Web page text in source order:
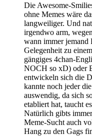
Die Awesome-
ohne Memes wäre
langweiliger. Und
irgendwo arm,
wann immer jemand
Gelegenheit zu
gängiges 4chan-
NOCH so xD) oder
entwickeln sich die
kannte noch jeder
auswendig, da sich
etabliert hat, taucht
Natürlich gibts
Meme-Sucht auch
Hang zu den Gags